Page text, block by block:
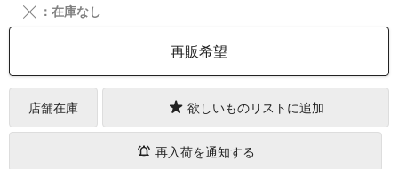
╳ ：在庫なし
再販希望
店舗在庫 欲しいものリストに追加
再入荷を通知する